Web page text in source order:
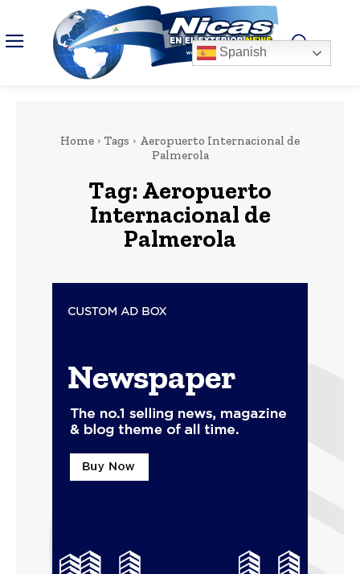
Home Tags
Aeropuerto Internacional de
Palmerola
Tag: Aeropuerto
Internacional de
Palmerola
Spanish